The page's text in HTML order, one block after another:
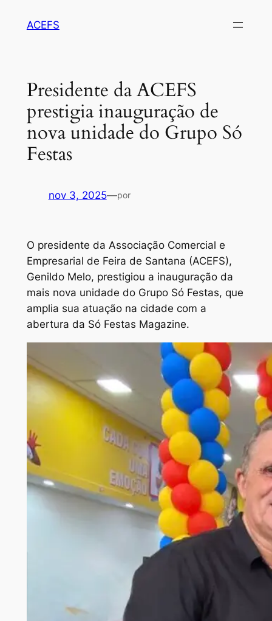
ACEFS
Presidente da ACEFS
prestigia inauguração de
nova unidade do Grupo Só
Festas
nov 3, 2025—por
O presidente da Associação Comercial e
Empresarial de Feira de Santana (ACEFS),
Genildo Melo, prestigiou a inauguração da
mais nova unidade do Grupo Só Festas, que
amplia sua atuação na cidade com a
abertura da Só Festas Magazine.